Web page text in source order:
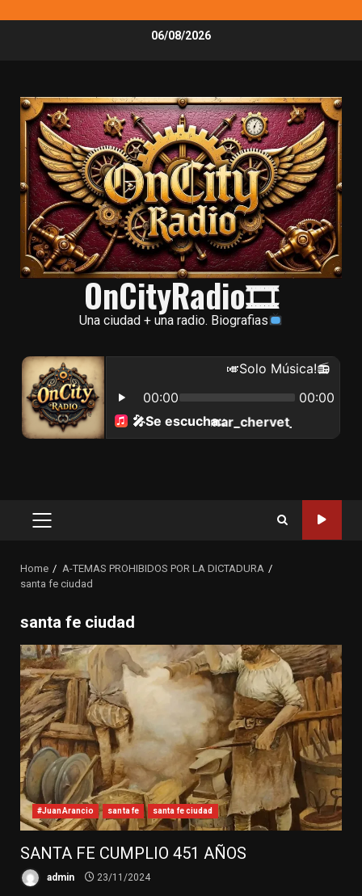
06/08/2026
OnCityRadio🎞
Una ciudad + una radio. Biografias
Primary
Home
A-TEMAS PROHIBIDOS POR LA DICTADURA
santa fe ciudad
santa fe ciudad
#JuanArancio santa fe santa fe ciudad
SANTA FE CUMPLIO 451 AÑOS
admin 23/11/2024